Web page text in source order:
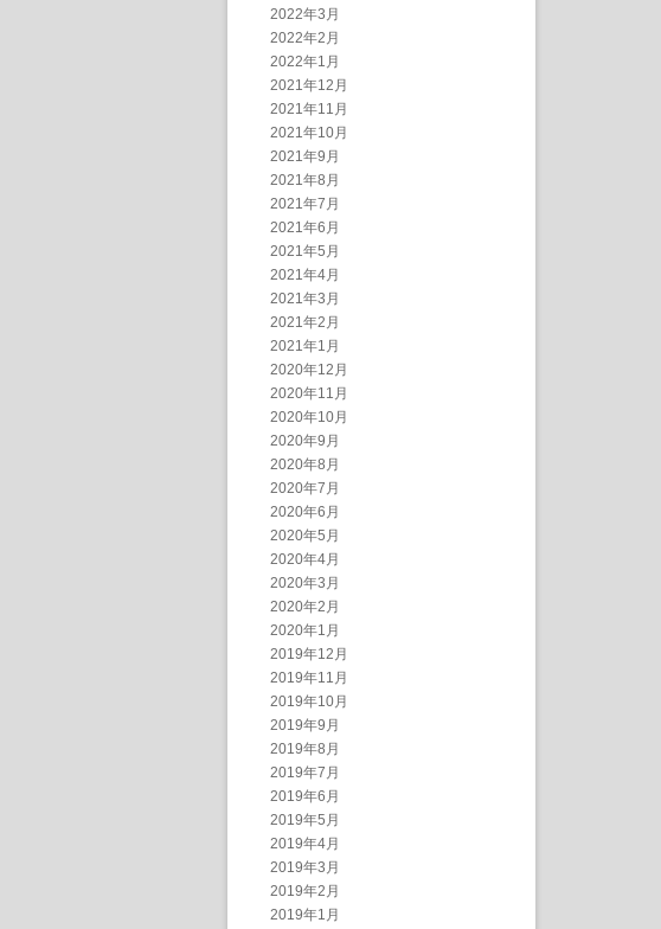
2022年3月
2022年2月
2022年1月
2021年12月
2021年11月
2021年10月
2021年9月
2021年8月
2021年7月
2021年6月
2021年5月
2021年4月
2021年3月
2021年2月
2021年1月
2020年12月
2020年11月
2020年10月
2020年9月
2020年8月
2020年7月
2020年6月
2020年5月
2020年4月
2020年3月
2020年2月
2020年1月
2019年12月
2019年11月
2019年10月
2019年9月
2019年8月
2019年7月
2019年6月
2019年5月
2019年4月
2019年3月
2019年2月
2019年1月